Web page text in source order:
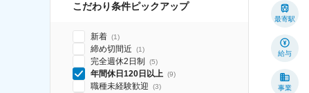
こだわり条件ピックアップ
新着 (1)
締め切間近 (1)
完全週休2日制 (5)
年間休日120日以上 (9)
職種未経験歓迎 (3)
最寄駅
給与
事業